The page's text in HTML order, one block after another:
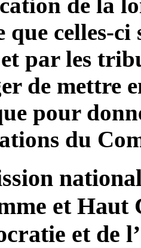
que celles-
par les
de mettre
pour
du
et Haut
et de